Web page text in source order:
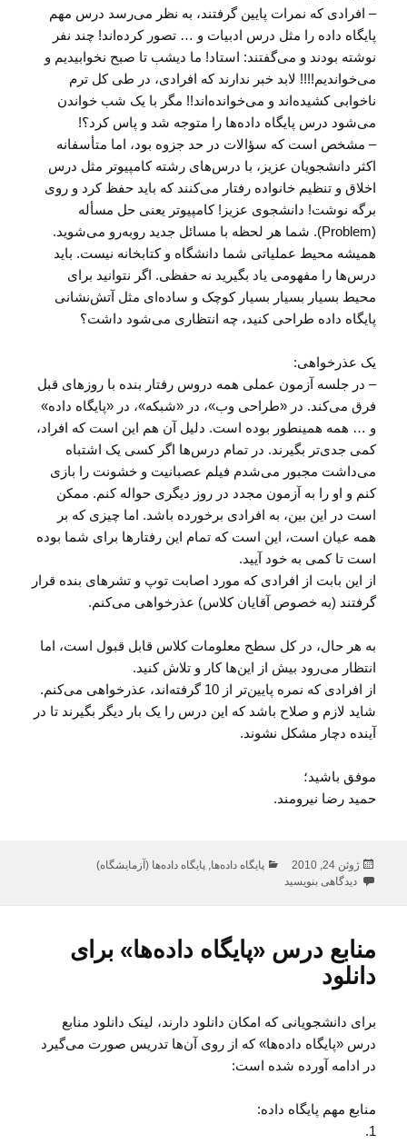
– افرادی که نمرات پایین گرفتند، به نظر می‌رسد درس مهم
پایگاه داده را مثل درس ادبیات و … تصور کرده‌اند! چند نفر
نوشته بودند و می‌گفتند: استاد! ما دیشب تا صبح نخوابیدیم و
می‌خواندیم!!!! لابد خبر ندارند که افرادی، در طی کل ترم
ناخوابی کشیده‌اند و می‌خوانده‌اند!! مگر با یک شب خواندن
می‌شود درس پایگاه داده‌ها را متوجه شد و پاس کرد؟!
– مشخص است که سؤالات در حد جزوه بود، اما متأسفانه
اکثر دانشجویان عزیز، با درس‌های رشته کامپیوتر مثل درس
اخلاق و تنظیم خانواده رفتار می‌کنند که باید حفظ کرد و روی
برگه نوشت! دانشجوی عزیز! کامپیوتر یعنی حل مسأله
(Problem). شما هر لحظه با مسائل جدید روبه‌رو می‌شوید.
همیشه محیط عملیاتی شما دانشگاه و کتابخانه نیست. باید
درس‌ها را مفهومی یاد بگیرید نه حفظی. اگر نتوانید برای
محیط بسیار بسیار بسیار کوچک و ساده‌ای مثل آتش‌نشانی
پایگاه داده طراحی کنید، چه انتظاری می‌شود داشت؟
یک عذرخواهی:
– در جلسه آزمون عملی همه دروس رفتار بنده با روزهای قبل
فرق می‌کند. در «طراحی وب»، در «شبکه»، در «پایگاه داده»
و … همه همینطور بوده است. دلیل آن هم این است که افراد،
کمی جدی‌تر بگیرند. در تمام درس‌ها اگر کسی یک اشتباه
می‌داشت مجبور می‌شدم فیلم عصبانیت و خشونت را بازی
کنم و او را به آزمون مجدد در روز دیگری حواله کنم. ممکن
است در این بین، به افرادی برخورده باشد. اما چیزی که بر
همه عیان است، این است که تمام این رفتارها برای شما بوده
است تا کمی به خود آیید.
از این بابت از افرادی که مورد اصابت توپ و تشرهای بنده قرار
گرفتند (به خصوص آقایان کلاس) عذرخواهی می‌کنم.
به هر حال، در کل سطح معلومات کلاس قابل قبول است، اما
انتظار می‌رود بیش از این‌ها کار و تلاش کنید.
از افرادی که نمره پایین‌تر از 10 گرفته‌اند، عذرخواهی می‌کنم.
شاید لازم و صلاح باشد که این درس را یک بار دیگر بگیرند تا در
آینده دچار مشکل نشوند.
موفق باشید؛
حمید رضا نیرومند.
ارسال
شده
ژوئن 24, 2010 دسته‌ها
پایگاه داده‌ها ,پایگاه داده‌ها (آزمایشگاه)
برای نمرات درس پایگاه داده و آز پایگاه داده ترم 882
دیدگاهی بنویسید
منابع درس «پایگاه داده‌ها» برای
دانلود
برای دانشجویانی که امکان دانلود دارند، لینک دانلود منابع
درس «پایگاه داده‌ها» که از روی آن‌ها تدریس صورت می‌گیرد
در ادامه آورده شده است:
منابع مهم پايگاه داده:
1.